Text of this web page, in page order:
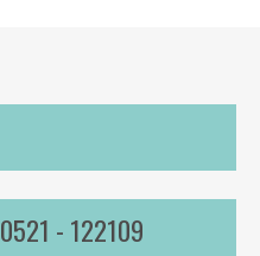
0521 - 122109